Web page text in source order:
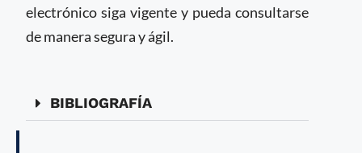
electrónico siga vigente y pueda consultarse
de manera segura y ágil.
BIBLIOGRAFÍA